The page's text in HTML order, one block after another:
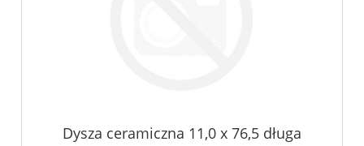
Dysza ceramiczna 11,0 x 76,5 długa